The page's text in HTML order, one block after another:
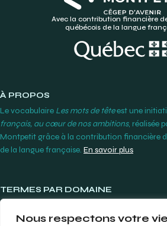
Nous respectons votre
Avec la contribution financière
québécois de la langue
À PROPOS
Le vocabulaire Les mots de têteest une
français, au cœur de nos ambitions, réalisée
Montpetit grâce à la contribution financière
de la langue française. En savoir plus
TERMES PAR DOMAINE
Orthodontie